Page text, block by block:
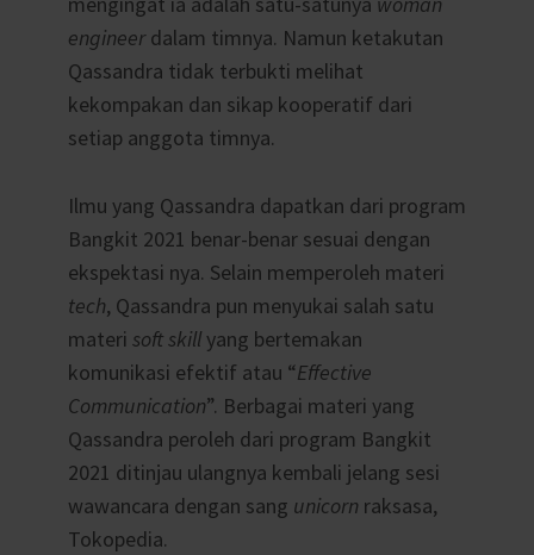
engineerdalam timnya. Namun ketakutan
Qassandra tidak terbukti melihat
kekompakan dan sikap kooperatif dari
setiap anggota timnya.
Ilmu yang Qassandra dapatkan dari program
Bangkit 2021 benar-benar sesuai dengan
ekspektasi nya. Selain memperoleh materi
tech, Qassandra pun menyukai salah satu
materi soft skillyang bertemakan
komunikasi efektif atau “Effective
Communication”. Berbagai materi yang
Qassandra peroleh dari program Bangkit
2021 ditinjau ulangnya kembali jelang sesi
wawancara dengan sang unicorn raksasa,
Tokopedia.